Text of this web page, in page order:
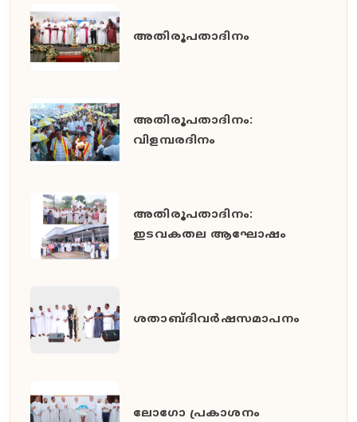
അതിരൂപതാദിനം
അതിരൂപതാദിനം:
വിളമ്പരദിനം
അതിരൂപതാദിനം:
ഇടവകതല ആഘോഷം
ശതാബ്ദിവർഷസമാപനം
ലോഗോ പ്രകാശനം